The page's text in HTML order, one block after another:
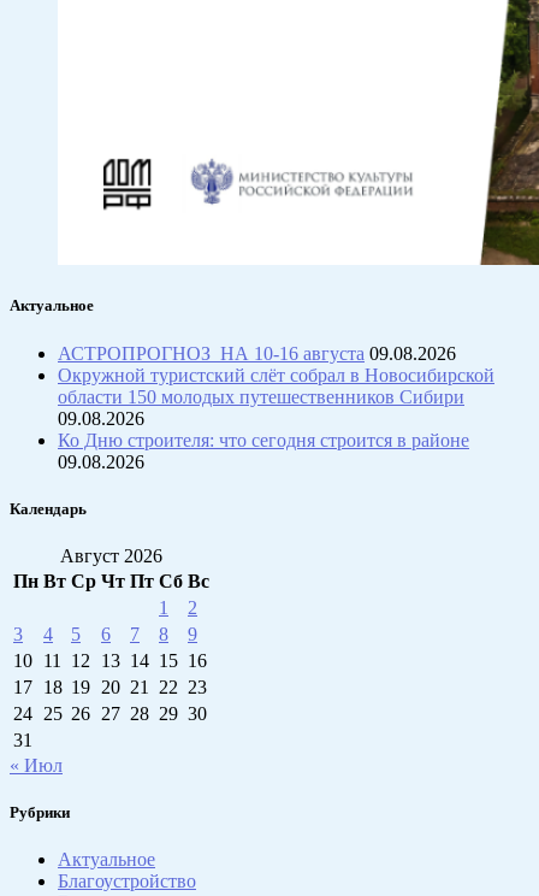
Актуальное
АСТРОПРОГНОЗ НА 10-16 августа 09.08.2026
Окружной туристский слёт собрал в Новосибирской
области 150 молодых путешественников Сибири
09.08.2026
Ко Дню строителя: что сегодня строится в районе
09.08.2026
Календарь
Август 2026
Пн Вт Ср Чт Пт Сб Вс
1
2
3
4 5 6 7 8
9
10 11 12 13 14 15 16
17 18 19 20 21 22 23
24 25 26 27 28 29 30
31
« Июл
Рубрики
Актуальное
Благоустройство